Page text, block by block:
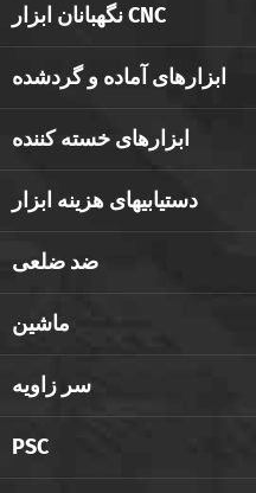
نگهبانان ابزار CNC
ابزارهای آماده و گردشده
ابزارهای خسته کننده
دستیابیهای هزینه ابزار
ضد ضلعی
ماشین
سر زاویه
PSC